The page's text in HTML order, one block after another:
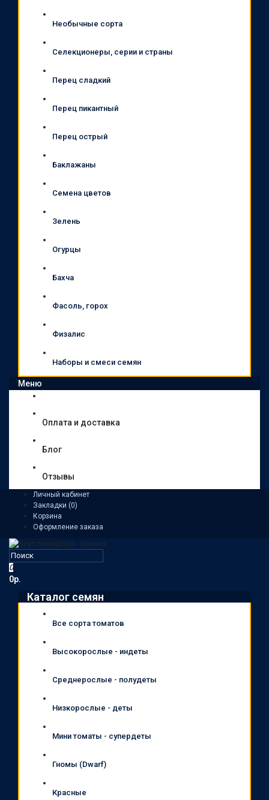
Необычные сорта
Селекционеры, серии и страны
Перец сладкий
Перец пикантный
Перец острый
Баклажаны
Семена цветов
Зелень
Огурцы
Бахча
Фасоль, горох
Физалис
Наборы и смеси семян
Меню
Оплата и доставка
Блог
Отзывы
Личный кабинет
Закладки (0)
Корзина
Оформление заказа
0
0р.
Каталог семян
Все сорта томатов
Высокорослые - индеты
Среднерослые - полудеты
Низкорослые - деты
Мини томаты - супердеты
Гномы (Dwarf)
Красные